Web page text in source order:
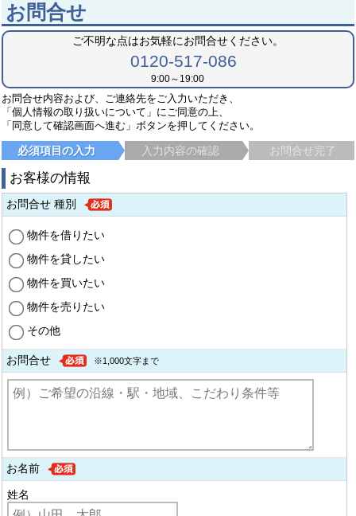
お問合せ
ご不明な点はお気軽にお問合せください。
0120-517-086
9:00～19:00
お問合せ内容および、ご連絡先をご入力いただき、
「個人情報の取り扱いについて」にご同意の上、
「同意して確認画面へ進む」ボタンを押してください。
必須項目の入力 入力内容の確認 お問合せ完了
お客様の情報
お問合せ 種別
物件を借りたい
物件を貸したい
物件を買いたい
物件を売りたい
その他
お問合せ ※1,000文字まで
お名前
姓名